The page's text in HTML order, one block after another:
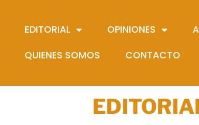
EDITORIAL OPINIONES
QUIENES SOMOS
CONTACTO